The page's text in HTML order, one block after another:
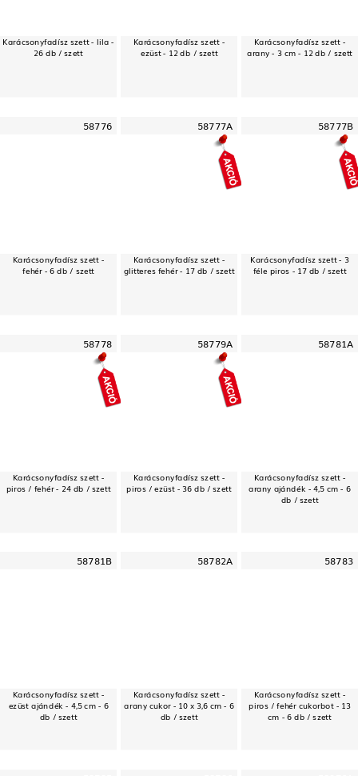
Karácsonyfadísz szett - lila -
26 db / szett
Karácsonyfadísz szett -
ezüst - 12 db / szett
Karácsonyfadísz szett -
arany - 3 cm - 12 db / szett
58776
Karácsonyfadísz szett -
fehér - 6 db / szett
58777A
Karácsonyfadísz szett -
glitteres fehér - 17 db / szett
58777B
Karácsonyfadísz szett - 3
féle piros - 17 db / szett
58778
Karácsonyfadísz szett -
piros / fehér - 24 db / szett
58779A
Karácsonyfadísz szett -
piros / ezüst - 36 db / szett
58781A
Karácsonyfadísz szett -
arany ajándék - 4,5 cm - 6
db / szett
58781B
Karácsonyfadísz szett -
ezüst ajándék - 4,5 cm - 6
db / szett
58782A
Karácsonyfadísz szett -
arany cukor - 10 x 3,6 cm - 6
db / szett
58783
Karácsonyfadísz szett -
piros / fehér cukorbot - 13
cm - 6 db / szett